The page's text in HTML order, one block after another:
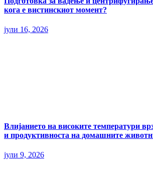
кога е вистинскиот момент?
јули 16, 2026
Влијанието на високите температури
и продуктивноста на домашните
јули 9, 2026